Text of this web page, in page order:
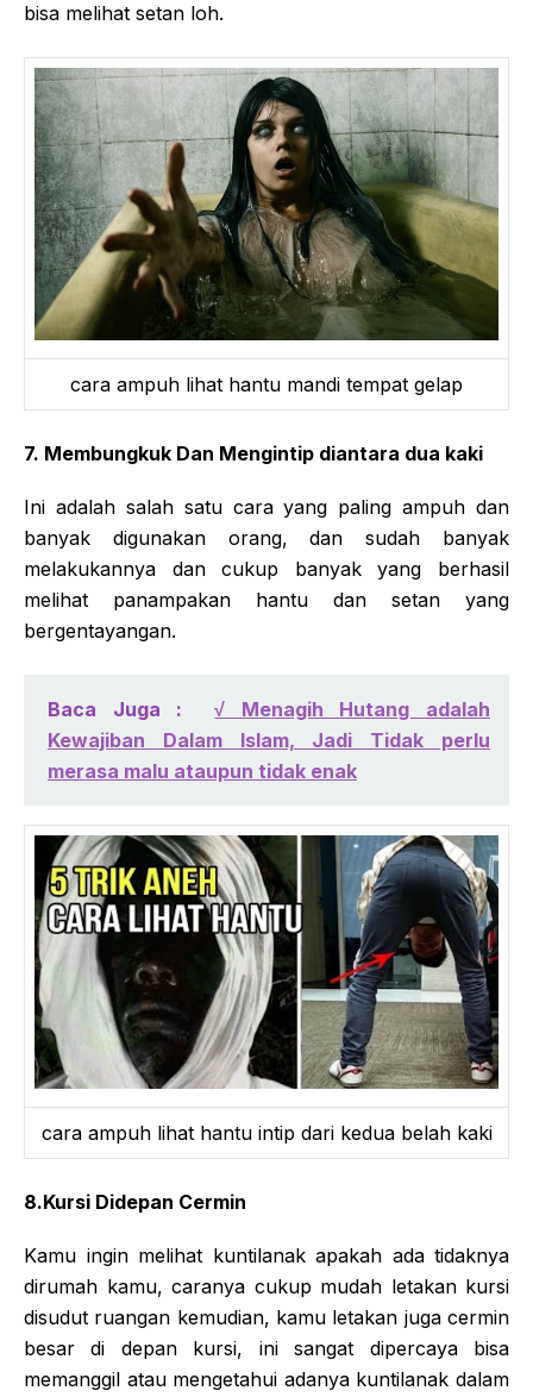
bisa melihat setan loh.
cara ampuh lihat hantu mandi tempat gelap
7. Membungkuk Dan Mengintip diantara dua kaki
Ini adalah salah satu cara yang paling ampuh dan
banyak digunakan orang, dan sudah banyak
melakukannya dan cukup banyak yang berhasil
melihat panampakan hantu dan setan yang
bergentayangan.
Baca Juga :
√ Menagih Hutang adalah
Kewajiban Dalam Islam, Jadi Tidak perlu
merasa malu ataupun tidak enak
cara ampuh lihat hantu intip dari kedua belah kaki
8.Kursi Didepan Cermin
Kamu ingin melihat kuntilanak apakah ada tidaknya
dirumah kamu, caranya cukup mudah letakan kursi
disudut ruangan kemudian, kamu letakan juga cermin
besar di depan kursi, ini sangat dipercaya bisa
memanggil atau mengetahui adanya kuntilanak dalam